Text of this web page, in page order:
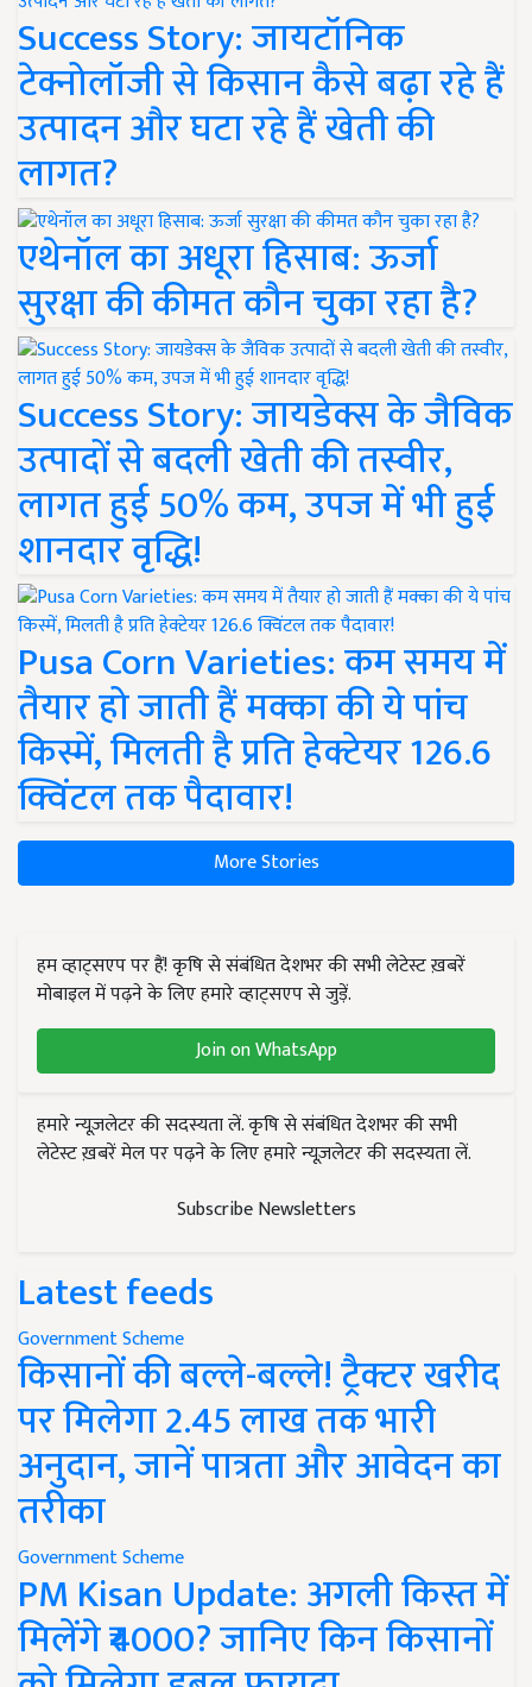
Success Story: जायटॉनिक
टेक्नोलॉजी से किसान कैसे बढ़ा रहे हैं
उत्पादन और घटा रहे हैं खेती की
लागत?
एथेनॉल का अधूरा हिसाब: ऊर्जा
सुरक्षा की कीमत कौन चुका रहा है?
Success Story: जायडेक्स के जैविक
उत्पादों से बदली खेती की तस्वीर,
लागत हुई 50% कम, उपज में भी हुई
शानदार वृद्धि!
Pusa Corn Varieties: कम समय में
तैयार हो जाती हैं मक्का की ये पांच
किस्में, मिलती है प्रति हेक्टेयर 126.6
क्विंटल तक पैदावार!
More Stories
हम व्हाट्सएप पर हैं! कृषि से संबंधित देशभर की सभी लेटेस्ट ख़बरें
मोबाइल में पढ़ने के लिए हमारे व्हाट्सएप से जुड़ें.
Join on WhatsApp
हमारे न्यूज़लेटर की सदस्यता लें. कृषि से संबंधित देशभर की सभी
लेटेस्ट ख़बरें मेल पर पढ़ने के लिए हमारे न्यूज़लेटर की सदस्यता लें.
Subscribe Newsletters
Latest feeds
Government Scheme
किसानों की बल्ले-बल्ले! ट्रैक्टर खरीद
पर मिलेगा 2.45 लाख तक भारी
अनुदान, जानें पात्रता और आवेदन का
तरीका
Government Scheme
PM Kisan Update: अगली किस्त में
मिलेंगे ₹4000? जानिए किन किसानों